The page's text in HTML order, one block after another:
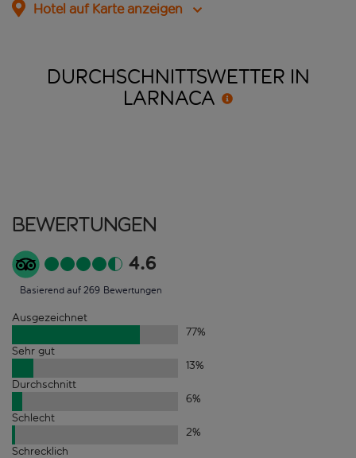
Hotel auf Karte anzeigen
DURCHSCHNITTSWETTER IN
LARNACA
Bewertungen
4.6
Basierend auf 269 Bewertungen
Ausgezeichnet
77%
Sehr gut
13%
Durchschnitt
6%
Schlecht
2%
Schrecklich